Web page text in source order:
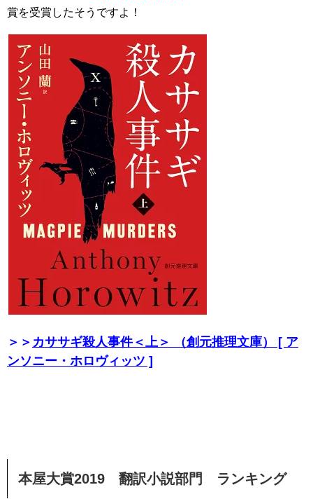
賞を受賞したそうですよ！
＞＞ カササギ殺人事件＜上＞ （創元推理文庫） [ ア
ンソニー・ホロヴィッツ ]
本屋大賞2019 翻訳小説部門 ランキング